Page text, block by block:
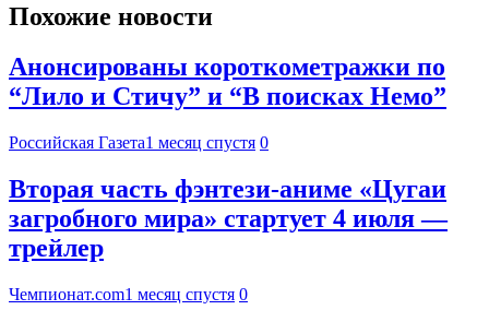
Похожие новости
Анонсированы короткометражки по
“Лило и Стичу” и “В поисках Немо”
Российская Газета1 месяц спустя 0
Вторая часть фэнтези-аниме «Цугаи
загробного мира» стартует 4 июля —
трейлер
Чемпионат.com1 месяц спустя 0